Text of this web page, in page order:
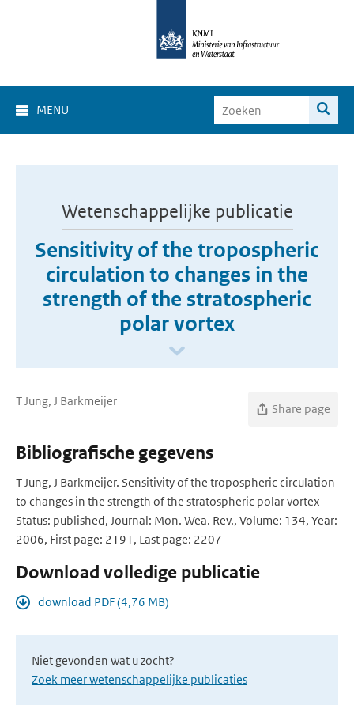
MENU
Wetenschappelijke publicatie
Sensitivity of the tropospheric
circulation to changes in the
strength of the stratospheric
polar vortex
T Jung, J Barkmeijer
Share page
Bibliografische gegevens
T Jung, J Barkmeijer. Sensitivity of the tropospheric circulation
to changes in the strength of the stratospheric polar vortex
Status: published, Journal: Mon. Wea. Rev., Volume: 134, Year:
2006, First page: 2191, Last page: 2207
Download volledige publicatie
download PDF (4,76 MB)
Niet gevonden wat u zocht?
Zoek meer wetenschappelijke publicaties